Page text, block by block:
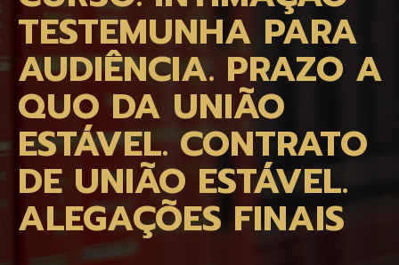
TESTEMUNHA PARA
AUDIÊNCIA. PRAZO A
QUO DA UNIÃO
ESTÁVEL. CONTRATO
DE UNIÃO ESTÁVEL.
ALEGAÇÕES FINAIS